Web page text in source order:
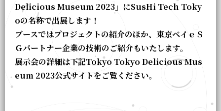
Delicious Museum 2023」にSusHi Tech Toky
oの名称で出展します！
ブースではプロジェクトの紹介のほか、東京ベイｅＳ
Ｇパートナー企業の技術のご紹介もいたします。
展示会の詳細は下記Tokyo Tokyo Delicious Mus
eum 2023公式サイトをご覧ください。